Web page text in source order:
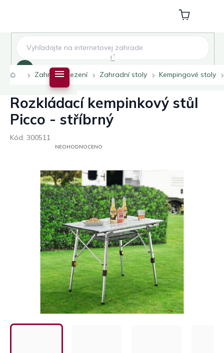
Nákupní
košík
DomůZahradní sezení Zahradní stoly Kempingové stoly
Rozkládací kempinkový stůl
Picco - stříbrný
Kód: 300511
PRŮMĚRNÉ
HVĚZDIČEK.
NEOHODNOCENO